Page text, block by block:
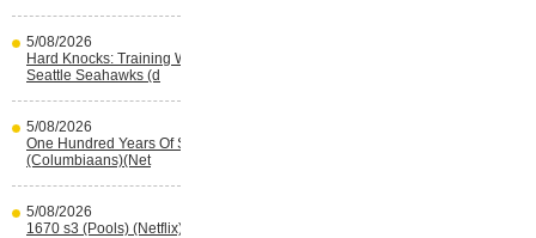
5/08/2026
Hard Knocks: Training With The
Seattle Seahawks (d
5/08/2026
One Hundred Years Of Solitude s2
(Columbiaans)(Net
5/08/2026
1670 s3 (Pools) (Netflix)